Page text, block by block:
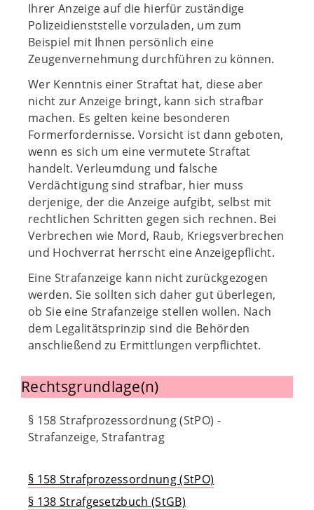
Ihrer Anzeige auf die hierfür zuständige
Polizeidienststelle vorzuladen, um zum
Beispiel mit Ihnen persönlich eine
Zeugenvernehmung durchführen zu können.
Wer Kenntnis einer Straftat hat, diese aber
nicht zur Anzeige bringt, kann sich strafbar
machen. Es gelten keine besonderen
Formerfordernisse. Vorsicht ist dann geboten,
wenn es sich um eine vermutete Straftat
handelt. Verleumdung und falsche
Verdächtigung sind strafbar, hier muss
derjenige, der die Anzeige aufgibt, selbst mit
rechtlichen Schritten gegen sich rechnen. Bei
Verbrechen wie Mord, Raub, Kriegsverbrechen
und Hochverrat herrscht eine Anzeigepflicht.
Eine Strafanzeige kann nicht zurückgezogen
werden. Sie sollten sich daher gut überlegen,
ob Sie eine Strafanzeige stellen wollen. Nach
dem Legalitätsprinzip sind die Behörden
anschließend zu Ermittlungen verpflichtet.
Rechtsgrundlage(n)
§ 158 Strafprozessordnung (StPO) -
Strafanzeige, Strafantrag
§ 158 Strafprozessordnung (StPO)
§ 138 Strafgesetzbuch (StGB)